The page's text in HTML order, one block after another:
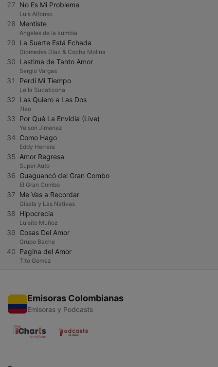
27 No Es Mi Problema
Luis Alfonso
28 Mentiste
Angeles de la kumbia
29 La Suerte Está Echada
Diomedes Díaz & Cocha Molina
30 Lastima de Tanto Amor
Sergio Vargas
31 Perdi Mi Tiempo
Leila Sucaticona
32 Las Quiero a Las Dos
7leo
33 Por Qué La Envidia (Live)
Yeison Jimenez
34 Como Hago
Eddy Herrera
35 Amor Regresa
Super Auto
36 Guaguancó del Gran Combo
El Gran Combo
37 Me Vas a Recordar
Gisela y Las Nativas
38 Hipocrecia
Luisito Muñoz
39 Cosas Del Amor
Grupo Bache
40 Pagina del Amor
Tito Gomez
Emisoras Colombianas
Emisoras y Podcasts